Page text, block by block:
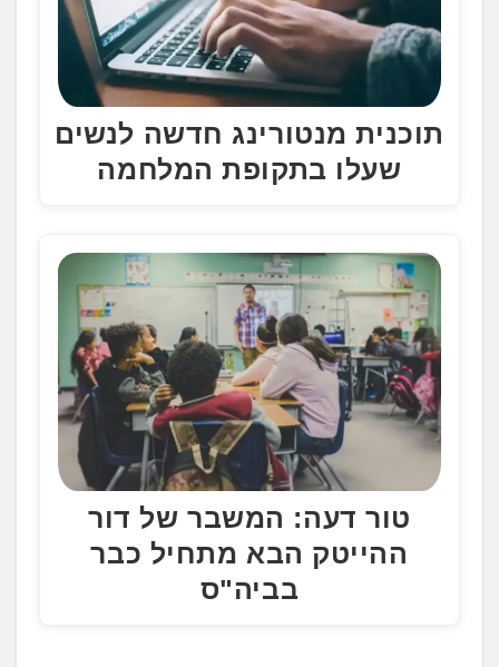
תוכנית מנטורינג חדשה לנשים
שעלו בתקופת המלחמה
טור דעה: המשבר של דור
ההייטק הבא מתחיל כבר
בביה"ס